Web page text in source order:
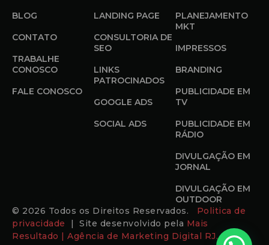
BLOG
CONTATO
TRABALHE
CONOSCO
FALE CONOSCO
LANDING PAGE
CONSULTORIA DE
SEO
LINKS
PATROCINADOS
GOOGLE ADS
SOCIAL ADS
PLANEJAMENTO
MKT
IMPRESSOS
BRANDING
PUBLICIDADE EM
TV
PUBLICIDADE EM
RÁDIO
DIVULGAÇÃO EM
JORNAL
DIVULGAÇÃO EM
OUTDOOR
© 2026 Todos os Direitos Reservados. Politica de
privacidade
| Site desenvolvido pela Mais
Resultado | Agência de Marketing Digital RJ.